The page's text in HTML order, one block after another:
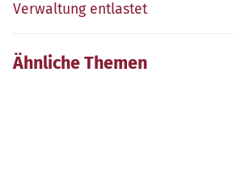
Verwaltung entlastet
Ähnliche Themen